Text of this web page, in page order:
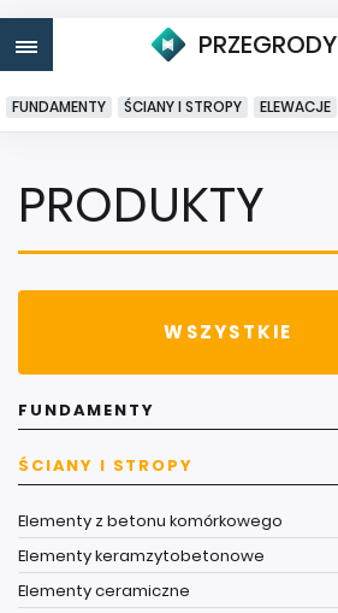
PRZEGRODY
FUNDAMENTY ŚCIANY I STROPY ELEWACJE
PRODUKTY
WSZYSTKIE
FUNDAMENTY
ŚCIANY I STROPY
Elementy z betonu komórkowego
Elementy keramzytobetonowe
Elementy ceramiczne